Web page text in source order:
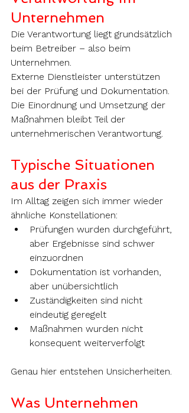
Unternehmen
Die Verantwortung liegt grundsätzlich
beim Betreiber – also beim
Unternehmen.
Externe Dienstleister unterstützen
bei der Prüfung und Dokumentation.
Die Einordnung und Umsetzung der
Maßnahmen bleibt Teil der
unternehmerischen Verantwortung.
Typische Situationen
aus der Praxis
Im Alltag zeigen sich immer wieder
ähnliche Konstellationen:
Prüfungen wurden durchgeführt,
aber Ergebnisse sind schwer
einzuordnen
Dokumentation ist vorhanden,
aber unübersichtlich
Zuständigkeiten sind nicht
eindeutig geregelt
Maßnahmen wurden nicht
konsequent weiterverfolgt
Genau hier entstehen Unsicherheiten.
Was Unternehmen